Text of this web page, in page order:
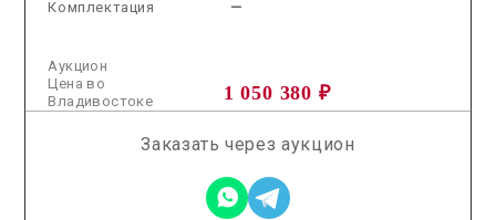
Комплектация
—
Аукцион
1 050 380 ₽
Цена во
Владивостоке
Заказать через аукцион